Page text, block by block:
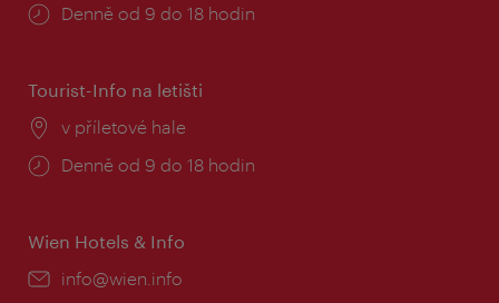
Provozní
Denně od 9 do 18 hodin
Tourist-Info na letišti
Místo:
v příletové hale
Provozní
Denně od 9 do 18 hodin
Wien Hotels & Info
E-
info@wien.info